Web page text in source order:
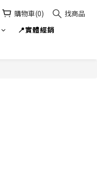
購物車(0)
找商品
📍實體經銷